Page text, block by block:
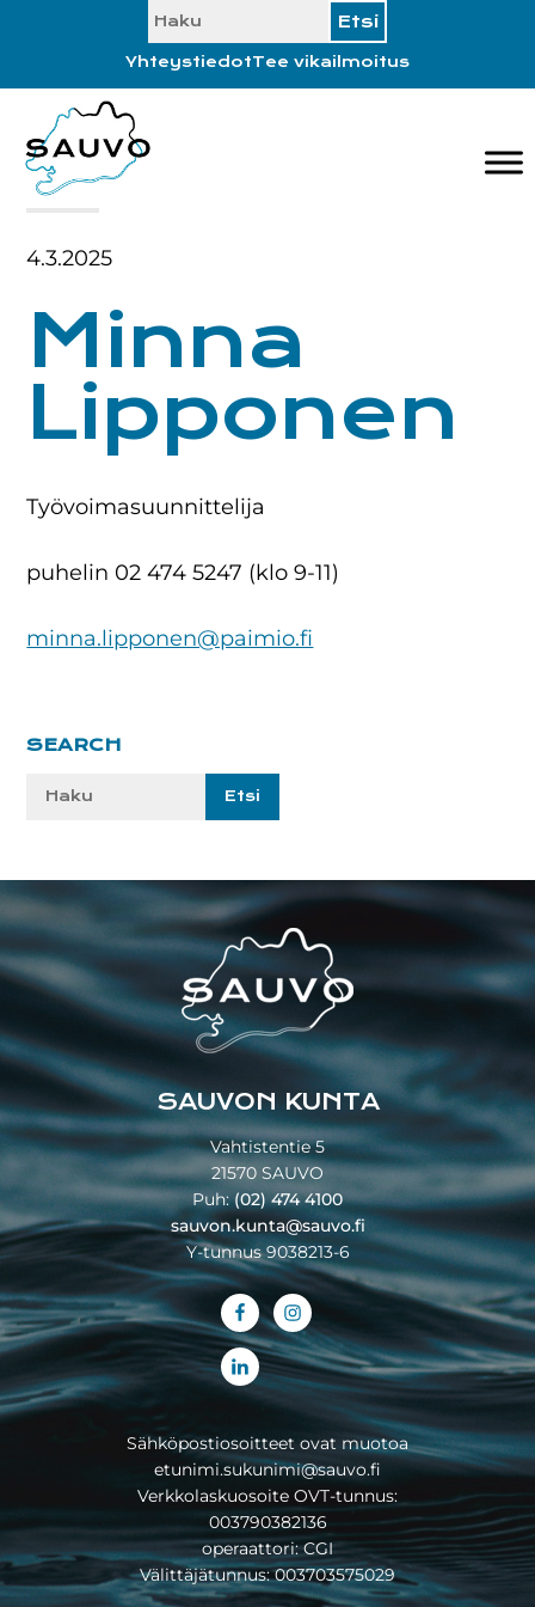
ensisijaiseen
valikkoon
pääsisältöön
ensisijaiseen
sivupalkkiin
alatunnisteeseen
SEARCH
YhteystiedotTee vikailmoitus
4.3.2025
Minna
Lipponen
Työvoimasuunnittelija
puhelin 02 474 5247 (klo 9-11)
minna.lipponen@paimio.fi
Ensisijainen
SEARCH
Etsi
Footer
SAUVON KUNTA
Vahtistentie 5
21570 SAUVO
Puh:(02) 474 4100
sauvon.kunta@sauvo.fi
Y-tunnus 9038213-6
Sähköpostiosoitteet ovat muotoa
etunimi.sukunimi@sauvo.fi
Verkkolaskuosoite OVT-tunnus:
003790382136
operaattori: CGI
Välittäjätunnus: 003703575029